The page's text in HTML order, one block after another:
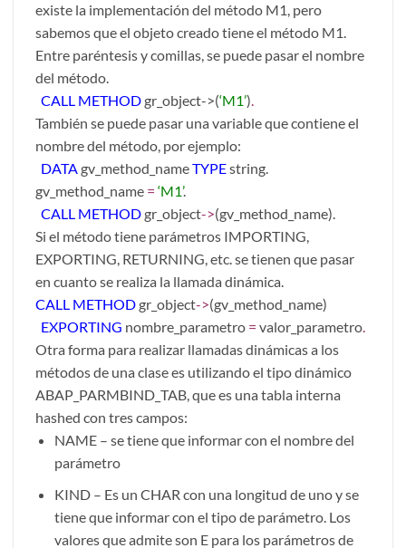
existe la implementación del método M1, pero
sabemos que el objeto creado tiene el método M1.
Entre paréntesis y comillas, se puede pasar el nombre
del método.
CALL METHODgr_object->(‘M1’).
También se puede pasar una variable que contiene el
nombre del método, por ejemplo:
DATAgv_method_nameTYPEstring.
gv_method_name = ‘M1’.
CALL METHODgr_object->(gv_method_name).
Si el método tiene parámetros IMPORTING,
EXPORTING, RETURNING, etc. se tienen que pasar
en cuanto se realiza la llamada dinámica.
CALL METHODgr_object->(gv_method_name)
EXPORTING nombre_parametro = valor_parametro.
Otra forma para realizar llamadas dinámicas a los
métodos de una clase es utilizando el tipo dinámico
ABAP_PARMBIND_TAB, que es una tabla interna
hashed con tres campos:
NAME – se tiene que informar con el nombre del
parámetro
KIND – Es un CHAR con una longitud de uno y se
tiene que informar con el tipo de parámetro. Los
valores que admite son E para los parámetros de